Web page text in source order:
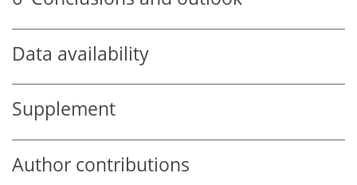
Data availability
Supplement
Author contributions